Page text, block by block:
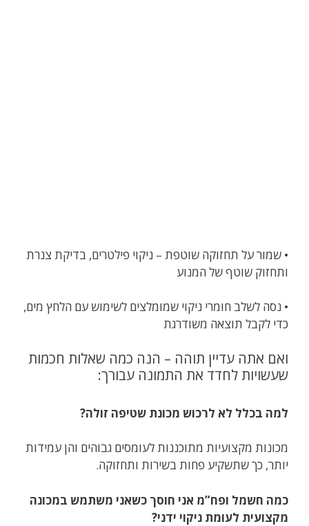
• שמור על תחזוקה שוטפת – ניקוי פילטרים, בדיקת צנרת
ותחזוק שוטף של המנוע
• נסה לשלב חומרי ניקוי שמומלצים לשימוש עם הלחץ מים,
כדי לקבל תוצאה משודרגת
ואם אתה עדיין תוהה – הנה כמה שאלות חכמות
שעשויות לחדד את התמונה עבורך:
למה בכלל לא לרכוש מכונת שטיפה זולה?
מכונות מקצועיות מתוכננות לעומסים גבוהים והן עמידות
יותר, כך שתשקיע פחות בשירות ותחזוקה.
כמה חשמל ופח”מ אני חוסך כשאני משתמש במכונה
מקצועית לעומת ניקוי ידני?